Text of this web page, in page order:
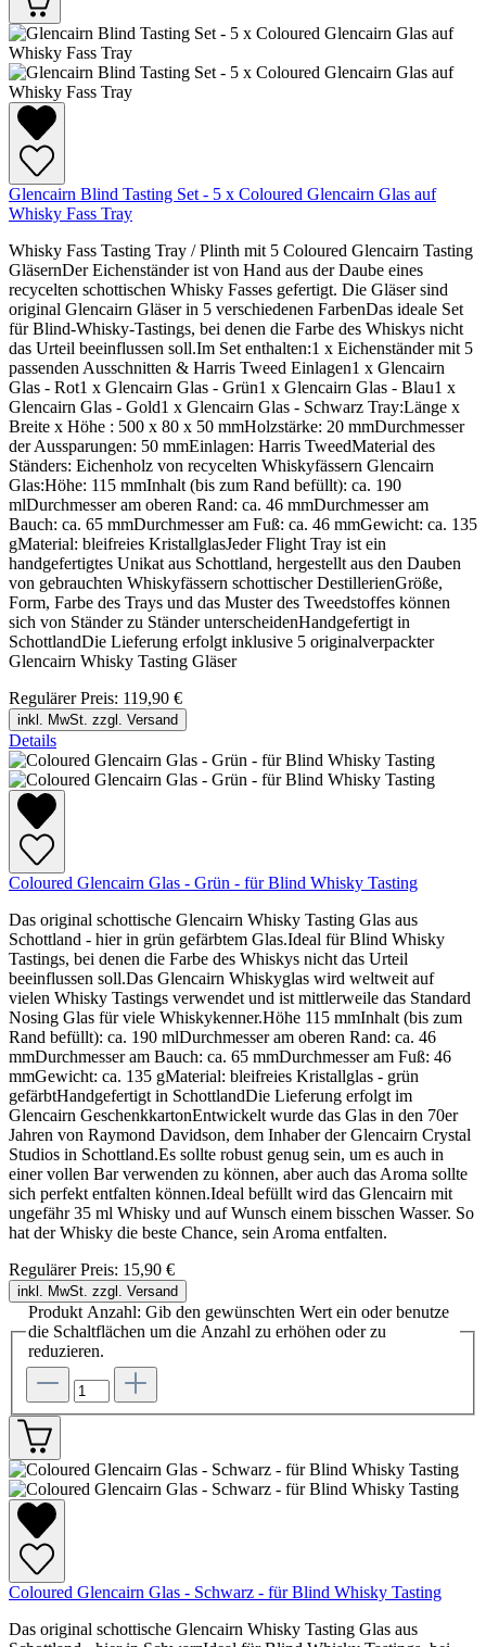
Glencairn Blind Tasting Set - 5 x Coloured Glencairn Glas auf
Whisky Fass Tray
Whisky Fass Tasting Tray / Plinth mit 5 Coloured Glencairn Tasting
GläsernDer Eichenständer ist von Hand aus der Daube eines
recycelten schottischen Whisky Fasses gefertigt. Die Gläser sind
original Glencairn Gläser in 5 verschiedenen FarbenDas ideale Set
für Blind-Whisky-Tastings, bei denen die Farbe des Whiskys nicht
das Urteil beeinflussen soll.Im Set enthalten:1 x Eichenständer mit 5
passenden Ausschnitten & Harris Tweed Einlagen1 x Glencairn
Glas - Rot1 x Glencairn Glas - Grün1 x Glencairn Glas - Blau1 x
Glencairn Glas - Gold1 x Glencairn Glas - Schwarz Tray:Länge x
Breite x Höhe : 500 x 80 x 50 mmHolzstärke: 20 mmDurchmesser
der Aussparungen: 50 mmEinlagen: Harris TweedMaterial des
Ständers: Eichenholz von recycelten Whiskyfässern Glencairn
Glas:Höhe: 115 mmInhalt (bis zum Rand befüllt): ca. 190
mlDurchmesser am oberen Rand: ca. 46 mmDurchmesser am
Bauch: ca. 65 mmDurchmesser am Fuß: ca. 46 mmGewicht: ca. 135
gMaterial: bleifreies KristallglasJeder Flight Tray ist ein
handgefertigtes Unikat aus Schottland, hergestellt aus den Dauben
von gebrauchten Whiskyfässern schottischer DestillerienGröße,
Form, Farbe des Trays und das Muster des Tweedstoffes können
sich von Ständer zu Ständer unterscheidenHandgefertigt in
SchottlandDie Lieferung erfolgt inklusive 5 originalverpackter
Glencairn Whisky Tasting Gläser
Regulärer Preis: 119,90 €
inkl. MwSt. zzgl. Versand
Details
Coloured Glencairn Glas - Grün - für Blind Whisky Tasting
Das original schottische Glencairn Whisky Tasting Glas aus
Schottland - hier in grün gefärbtem Glas.Ideal für Blind Whisky
Tastings, bei denen die Farbe des Whiskys nicht das Urteil
beeinflussen soll.Das Glencairn Whiskyglas wird weltweit auf
vielen Whisky Tastings verwendet und ist mittlerweile das Standard
Nosing Glas für viele Whiskykenner.Höhe 115 mmInhalt (bis zum
Rand befüllt): ca. 190 mlDurchmesser am oberen Rand: ca. 46
mmDurchmesser am Bauch: ca. 65 mmDurchmesser am Fuß: 46
mmGewicht: ca. 135 gMaterial: bleifreies Kristallglas - grün
gefärbtHandgefertigt in SchottlandDie Lieferung erfolgt im
Glencairn GeschenkkartonEntwickelt wurde das Glas in den 70er
Jahren von Raymond Davidson, dem Inhaber der Glencairn Crystal
Studios in Schottland.Es sollte robust genug sein, um es auch in
einer vollen Bar verwenden zu können, aber auch das Aroma sollte
sich perfekt entfalten können.Ideal befüllt wird das Glencairn mit
ungefähr 35 ml Whisky und auf Wunsch einem bisschen Wasser. So
hat der Whisky die beste Chance, sein Aroma entfalten.
Regulärer Preis: 15,90 €
inkl. MwSt. zzgl. Versand
Produkt Anzahl: Gib den gewünschten Wert ein oder benutze
die Schaltflächen um die Anzahl zu erhöhen oder zu
reduzieren.
Coloured Glencairn Glas - Schwarz - für Blind Whisky Tasting
Das original schottische Glencairn Whisky Tasting Glas aus